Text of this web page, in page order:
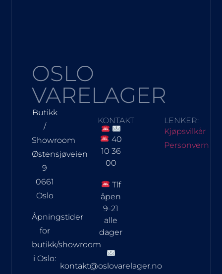
OSLO
VARELAGER
Butikk
/
Showroom
Østensjøveien
9
0661
Oslo
Åpningstider
for
butikk/showroom
i Oslo:
KONTAKT
40
10 36
00
Tlf
åpen
9-21
alle
dager
kontakt@oslovarelager.no
LENKER:
Kjøpsvilkår
Personvern